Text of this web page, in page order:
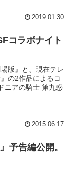
2019.01.30
コラボナイト
版』と、現在テレ
の2作品によるコ
ニアの騎士 第九惑
2015.06.17
予告編公開。